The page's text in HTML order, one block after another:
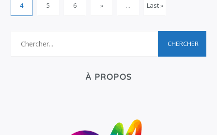
4 5 6 » ... Last »
À PROPOS